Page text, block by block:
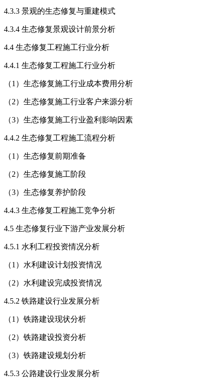
4.3.3 景观的生态修复与重建模式
4.3.4 生态修复景观设计前景分析
4.4 生态修复工程施工行业分析
4.4.1 生态修复工程施工行业分析
（1）生态修复施工行业成本费用分析
（2）生态修复施工行业客户来源分析
（3）生态修复施工行业盈利影响因素
4.4.2 生态修复工程施工流程分析
（1）生态修复前期准备
（2）生态修复施工阶段
（3）生态修复养护阶段
4.4.3 生态修复工程施工竞争分析
4.5 生态修复行业下游产业发展分析
4.5.1 水利工程投资情况分析
（1）水利建设计划投资情况
（2）水利建设完成投资情况
4.5.2 铁路建设行业发展分析
（1）铁路建设现状分析
（2）铁路建设投资分析
（3）铁路建设规划分析
4.5.3 公路建设行业发展分析